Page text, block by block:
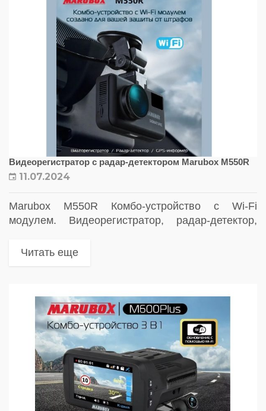
Видеорегистратор с радар-детектором Marubox M550R
11.07.2024
Marubox M550R Комбо-устройство с Wi-Fi
модулем. Видеорегистратор, радар-детектор,
Читать еще